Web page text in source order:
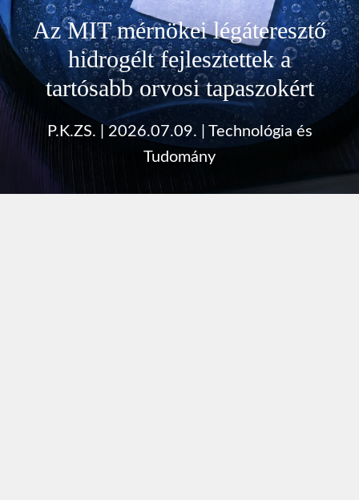
Az MIT mérnökei légáteresztő
hidrogélt fejlesztettek a
tartósabb orvosi tapaszokért
P.K.ZS. |2026.07.09.
Technológia és
Tudomány